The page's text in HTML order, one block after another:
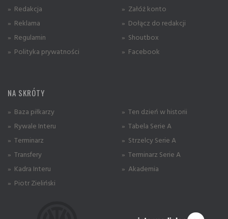
» Redakcja
» Reklama
» Regulamin
» Polityka prywatności
» Załóż konto
» Dołącz do redakcji
» Shoutbox
» Facebook
NA SKRÓTY
» Baza piłkarzy
» Rywale Interu
» Terminarz
» Transfery
» Kadra Interu
» Piotr Zieliński
» Ten dzień w historii
» Tabela Serie A
» Strzelcy Serie A
» Terminarz Serie A
» Akademia